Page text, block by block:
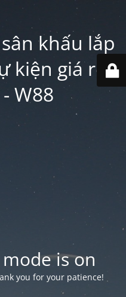
khấu lắp
kiện giá rẻ
W88
is on
you for your patience!